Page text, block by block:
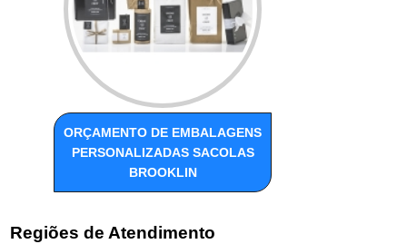
ORÇAMENTO DE EMBALAGENS
PERSONALIZADAS SACOLAS
BROOKLIN
Regiões de Atendimento